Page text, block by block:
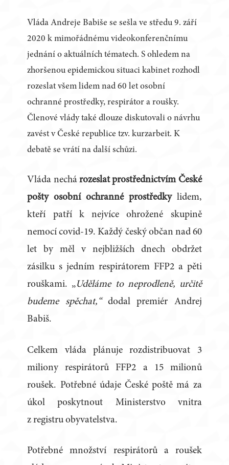
Vláda Andreje Babiše se sešla ve středu 9. září
2020 k mimořádnému videokonferenčnímu
jednání o aktuálních tématech. S ohledem na
zhoršenou epidemickou situaci kabinet rozhodl
rozeslat všem lidem nad 60 let osobní
ochranné prostředky, respirátor a roušky.
Členové vlády také dlouze diskutovali o návrhu
zavést v České republice tzv. kurzarbeit. K
debatě se vrátí na další schůzi.
Vláda nechá rozeslat prostřednictvím České
pošty osobní ochranné prostředkylidem,
kteří patří k nejvíce ohrožené skupině
nemocí covid-19. Každý český občan nad 60
let by měl v nejbližších dnech obdržet
zásilku s jedním respirátorem FFP2 a pěti
rouškami. „Uděláme to neprodleně, určitě
budeme spěchat,“dodal premiér Andrej
Babiš.
Celkem vláda plánuje rozdistribuovat 3
miliony respirátorů FFP2 a 15 milionů
roušek. Potřebné údaje České poště má za
úkol poskytnout Ministerstvo vnitra
z registru obyvatelstva.
Potřebné množství respirátorů a roušek